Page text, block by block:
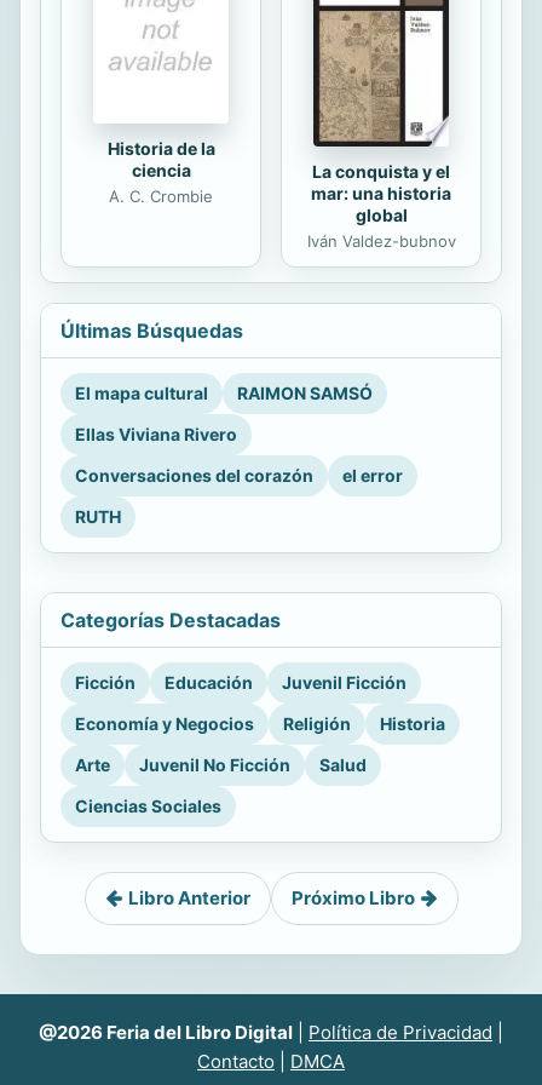
Historia de la
ciencia
A. C. Crombie
La conquista y el
mar: una historia
global
Iván Valdez-bubnov
Últimas Búsquedas
El mapa cultural
RAIMON SAMSÓ
Ellas Viviana Rivero
Conversaciones del corazón
el error
RUTH
Categorías Destacadas
Ficción Educación
Juvenil Ficción
Economía y Negocios
Religión
Historia
Arte
Juvenil No Ficción
Salud
Ciencias Sociales
Libro Anterior Próximo Libro
@2026 Feria del Libro Digital Política de Privacidad
Contacto
DMCA